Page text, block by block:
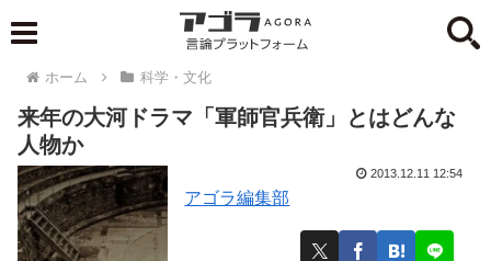
ホーム 科学・文化
来年の大河ドラマ「軍師官兵衛」とはどんな
人物か
アゴラ編集部
2013.12.11 12:54